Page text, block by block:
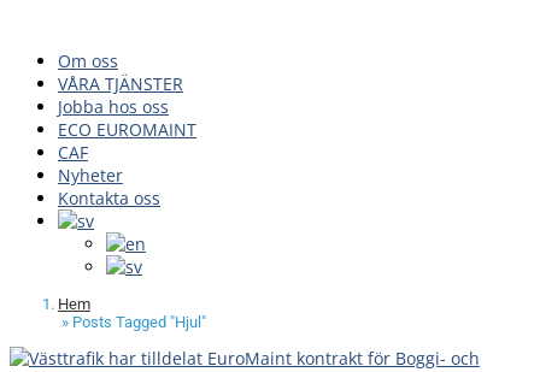
Om oss
VÅRA TJÄNSTER
Jobba hos oss
ECO EUROMAINT
CAF
Nyheter
Kontakta oss
Hem
» Posts Tagged "Hjul"